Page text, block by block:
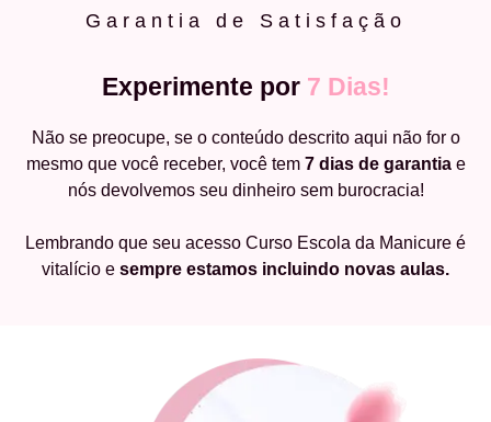
Garantia de Satisfação
Experimente por 7 Dias!
Não se preocupe, se o conteúdo descrito aqui não for o
mesmo que você receber, você tem 7 dias de garantiae
nós devolvemos seu dinheiro sem burocracia!
Lembrando que seu acesso Curso Escola da Manicure é
vitalício e sempre estamos incluindo novas aulas.